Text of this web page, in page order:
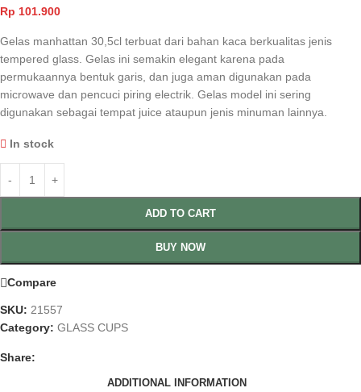
Rp 101.900
Gelas manhattan 30,5cl terbuat dari bahan kaca berkualitas jenis
tempered glass. Gelas ini semakin elegant karena pada
permukaannya bentuk garis, dan juga aman digunakan pada
microwave dan pencuci piring electrik. Gelas model ini sering
digunakan sebagai tempat juice ataupun jenis minuman lainnya.
In stock
ADD TO CART
BUY NOW
Compare
SKU: 21557
Category: GLASS CUPS
Share:
ADDITIONAL INFORMATION